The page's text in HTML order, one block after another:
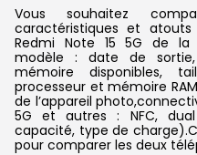
Vous souhaitez
caractéristiques et atouts
Redmi Note 15 5G de la
modèle : date de
mémoire disponibles,
processeur et mémoire
de l’appareil
5G et autres : NFC,
capacité, type de
pour comparer les deux